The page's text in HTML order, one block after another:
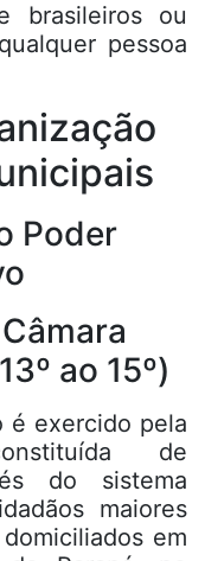
brasileiros ou
pessoa
Poder
ao 15º)
é exercido pela
de
do sistema
maiores
em